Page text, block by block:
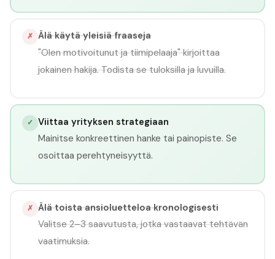
✗ Älä käytä yleisiä fraaseja
"Olen motivoitunut ja tiimipelaaja" kirjoittaa
jokainen hakija. Todista se tuloksilla ja luvuilla.
✓ Viittaa yrityksen strategiaan
Mainitse konkreettinen hanke tai painopiste. Se
osoittaa perehtyneisyyttä.
✗ Älä toista ansioluetteloa kronologisesti
Valitse 2–3 saavutusta, jotka vastaavat tehtävän
vaatimuksia.